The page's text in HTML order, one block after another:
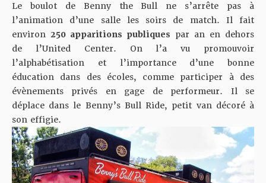
Le boulot de Benny the Bull ne s’arrête pas à
l’animation d’une salle les soirs de match. Il fait
environ 250 apparitions publiques par an en dehors
de l’United Center. On l’a vu promouvoir
l’alphabétisation et l’importance d’une bonne
éducation dans des écoles, comme participer à des
évènements privés en gage de performeur. Il se
déplace dans le Benny’s Bull Ride, petit van décoré à
son effigie.